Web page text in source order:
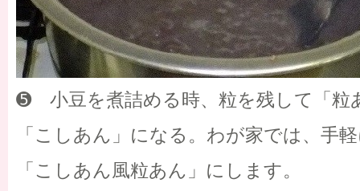
➎ 小豆を煮詰める時、粒を残して「粒
「こしあん」になる。わが家では、手
「こしあん風粒あん」にします。